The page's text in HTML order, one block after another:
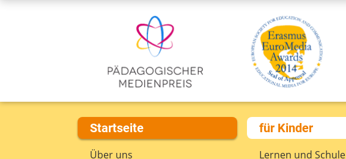
Startseite
Über uns
für Kinder
Lernen und Schule